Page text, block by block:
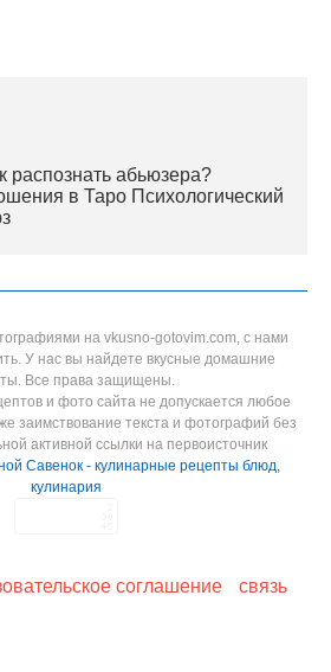
распознать абьюзера?
в Таро Психологический
на vkusno-gotovim.com, с нами
У нас вы найдете вкусные домашние
Все права защищены.
и фото сайта не допускается любое
заимствование текста и фотографий без
активной ссылки на первоисточник
Савенок - кулинарные рецепты блюд,
кулинария
соглашение связь